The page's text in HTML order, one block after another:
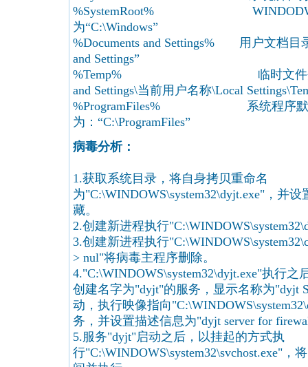
%SystemRoot% WINDODWS
为“C:\Windows”
%Documents and Settings% 用户文档目
and Settings”
%Temp% 临时文件夹，通
and Settings\当前用户名称\Local
%ProgramFiles% 系统程序默认
为：“C:\ProgramFiles”
病毒分析：
1.获取系统目录，将自身拷贝重命名
为"C:\WINDOWS\system32\dyjt.exe"，并
藏。
2.创建新进程执行
3.创建新进程执行
> nul"将病毒主程序删除。
4."C:\WINDOWS\system32\dyjt.exe"执行
创建名字为"dyjt"的服务，显示名称为"dyjt
动，执行映像指向
务，并设置描述信息为"dyjt server for
5.服务"dyjt"启动之后，以挂起的方式执
行"C:\WINDOWS\system32\svchost.exe"，